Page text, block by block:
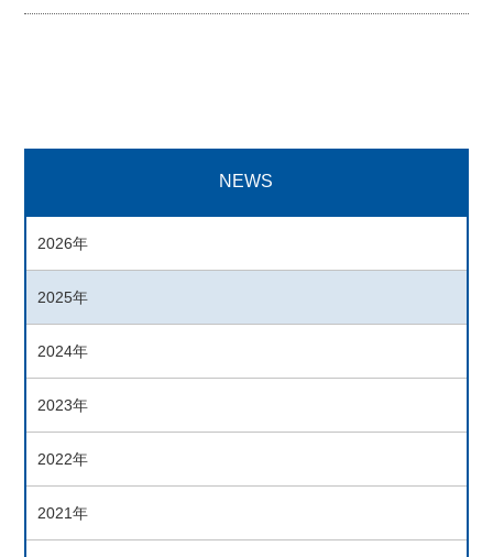
NEWS
2026年
2025年
2024年
2023年
2022年
2021年